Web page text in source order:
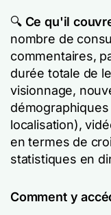
🔍 Ce qu'il
nombre de
commentaires,
durée totale de
visionnage,
localisation),
en termes de
statistiques en
Comment y